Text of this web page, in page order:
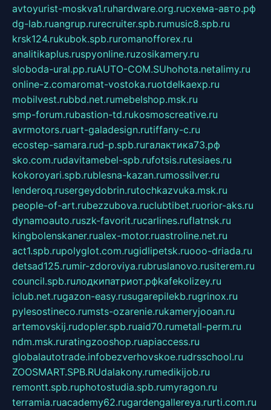
avtoyurist-moskva1.ruhardware.org.ruсхема-авто.рф
dg-lab.ruangrup.rurecruiter.spb.rumusic8.spb.ru
krsk124.rukubok.spb.ruromanofforex.ru
analitikaplus.ruspyonline.ruzosikamery.ru
sloboda-ural.pp.ruAUTO-COM.SUhohota.netalimy.ru
online-z.comaromat-vostoka.ruotdelkaexp.ru
mobilvest.rubbd.net.rumebelshop.msk.ru
smp-forum.rubastion-td.rukosmoscreative.ru
avrmotors.ruart-galadesign.rutiffany-c.ru
ecostep-samara.rud-p.spb.ruгалактика73.рф
sko.com.rudavitamebel-spb.rufotsis.rutesiaes.ru
kokoroyari.spb.rublesna-kazan.rumossilver.ru
lenderoq.rusergeydobrin.rutochkazvuka.msk.ru
people-of-art.rubezzubova.ruclubtibet.ruorior-aks.ru
dynamoauto.ruszk-favorit.rucarlines.ruflatnsk.ru
kingbolenskaner.rualex-motor.ruastroline.net.ru
act1.spb.rupolyglot.com.rugidlipetsk.ruooo-driada.ru
detsad125.rumir-zdoroviya.rubruslanovo.rusiterem.ru
council.spb.ruлодкипатриот.рфkafekolizey.ru
iclub.net.rugazon-easy.rusugarepilekb.rugrinox.ru
pylesostineco.rumsts-ozarenie.rukameryjooan.ru
artemovskij.rudopler.spb.ruaid70.rumetall-perm.ru
ndm.msk.ruratingzooshop.ruapiaccess.ru
globalautotrade.infobezverhovskoe.rudrsschool.ru
ZOOSMART.SPB.RUdalakony.rumedikijob.ru
remontt.spb.ruphotostudia.spb.rumyragon.ru
terramia.ruacademy62.rugardengallereya.rurti.com.ru